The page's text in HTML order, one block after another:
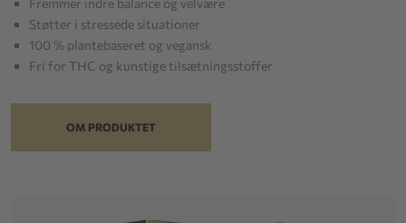
Fremmer indre balance og velvære
Støtter i stressede situationer
100 % plantebaseret og vegansk
Fri for THC og kunstige tilsætningsstoffer
OM PRODUKTET